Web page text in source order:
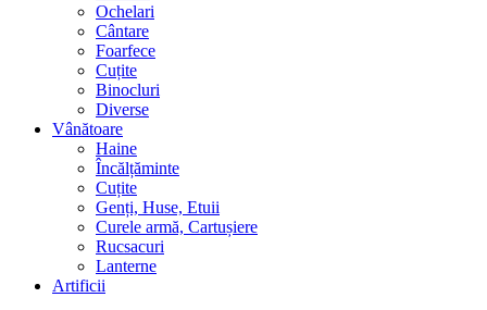
Ochelari
Cântare
Foarfece
Cuțite
Binocluri
Diverse
Vânătoare
Haine
Încălțăminte
Cuțite
Genți, Huse, Etuii
Curele armă, Cartușiere
Rucsacuri
Lanterne
Artificii